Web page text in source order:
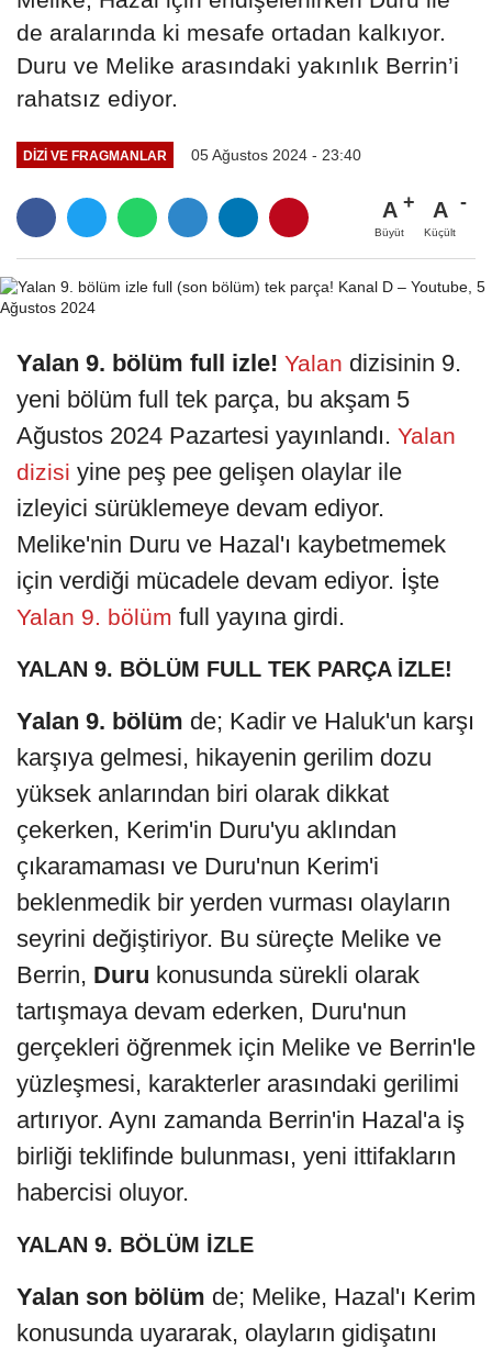
de aralarında ki mesafe ortadan kalkıyor.
Duru ve Melike arasındaki yakınlık Berrin’i
rahatsız ediyor.
DIZI VE FRAGMANLAR 05 Ağustos 2024 - 23:40
A
Büyüt
A
Küçült
Yalan 9. bölüm full izle! Yalan dizisinin 9.
yeni bölüm full tek parça, bu akşam 5
Ağustos 2024 Pazartesi yayınlandı. Yalan
dizisi yine peş pee gelişen olaylar ile
izleyici sürüklemeye devam ediyor.
Melike'nin Duru ve Hazal'ı kaybetmemek
için verdiği mücadele devam ediyor. İşte
Yalan 9. bölüm full yayına girdi.
YALAN 9. BÖLÜM FULL TEK PARÇA İZLE!
Yalan 9. bölüm de; Kadir ve Haluk'un karşı
karşıya gelmesi, hikayenin gerilim dozu
yüksek anlarından biri olarak dikkat
çekerken, Kerim'in Duru'yu aklından
çıkaramaması ve Duru'nun Kerim'i
beklenmedik bir yerden vurması olayların
seyrini değiştiriyor. Bu süreçte Melike ve
Berrin, Duru konusunda sürekli olarak
tartışmaya devam ederken, Duru'nun
gerçekleri öğrenmek için Melike ve Berrin'le
yüzleşmesi, karakterler arasındaki gerilimi
artırıyor. Aynı zamanda Berrin'in Hazal'a iş
birliği teklifinde bulunması, yeni ittifakların
habercisi oluyor.
YALAN 9. BÖLÜM İZLE
Yalan son bölüm de; Melike, Hazal'ı Kerim
konusunda uyararak, olayların gidişatını